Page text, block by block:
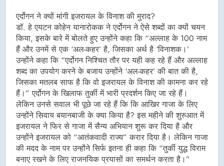
एर्दोगन ने क्यों मांगी इजरायल के विनाश की मुराद?
डॉ. हे एयटन कोहेन यानारोकक ने एर्दोगन ने ऐसे शब्दों का क्यों चयन
किया, इसके बारे में बोलते हुए उन्होंने कहा कि “अल्लाह के 100 नाम
हैं और उनमें से एक ‘अल-कहर’ है, जिसका अर्थ है ‘विनाशक।’
उन्होंने कहा कि “एर्दोगन निश्चित तौर पर यही कह रहे हैं और अल्लाह
शब्द का उपयोग करने के बजाय उन्होंने ‘अल-कहर’ की बात की है,
जिसका मतलब साफ है कि वो इजरायल के विनाश की कामना कर रहे
हैं।” एर्दोगन के खिलाफ तुर्की में भारी प्रदर्शन किए जा रहे हैं।
लेकिन उनसे सवाल भी पूछे जा रहे हैं कि कि आखिर गाजा के लिए
उन्होंने सिवाय बयानबाजी के क्या किया है? इस महीने की शुरुआत में
इजरायल ने फिर से गाजा में सैन्य अभियान शुरू कर दिया है और
उन्होंने इजरायल को “आतंकवादी राज्य” करार दिया है। लेकिन गाजा
की मदद के नाम पर उन्होंने सिर्फ इतना ही कहा कि “तुर्की युद्ध विराम
बनाए रखने के लिए राजनयिक प्रयासों का समर्थन करता है।”